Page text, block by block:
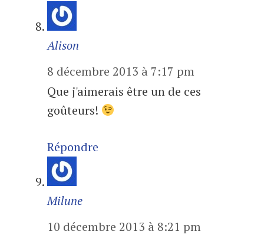
Alison
8 décembre 2013 à 7:17 pm
Que j'aimerais être un de ces
goûteurs!
Répondre
Milune
10 décembre 2013 à 8:21 pm